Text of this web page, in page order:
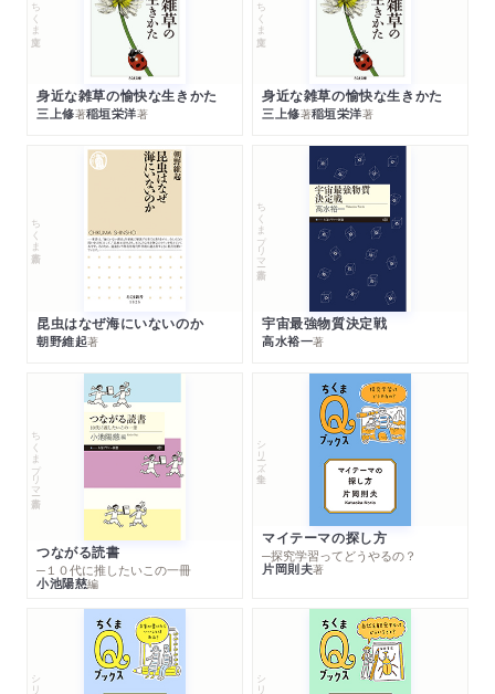
ちくま文庫
身近な雑草の愉快な生きかた
三上修著稲垣栄洋著
ちくま文庫
身近な雑草の愉快な生きかた
三上修著稲垣栄洋著
ちくま新書
昆虫はなぜ海にいないのか
朝野維起著
ちくまプリマー新書
宇宙最強物質決定戦
高水裕一著
ちくまプリマー新書
つながる読書
─１０代に推したいこの一冊
小池陽慈編
シリーズ・全集
マイテーマの探し方
─探究学習ってどうやるの？
片岡則夫著
シリーズ・全集 シリーズ・全集